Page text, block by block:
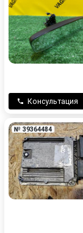
Консультация
№ 39364484